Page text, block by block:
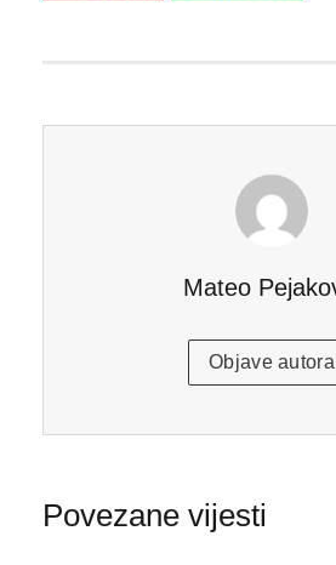
Mateo
Objave autora
Povezane vijesti